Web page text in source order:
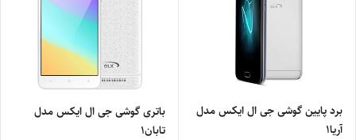
برد پایین گوشی جی ال ایکس مدل
آریا1
باتری گوشی جی ال ایکس مدل
تابان1